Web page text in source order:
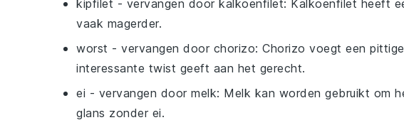
kipfilet - vervangen door kalkoenfilet: Kalkoenfilet heeft
vaak magerder.
worst - vervangen door chorizo: Chorizo voegt een
interessante twist geeft aan het gerecht.
ei - vervangen door melk: Melk kan worden gebruikt om
glans zonder ei.